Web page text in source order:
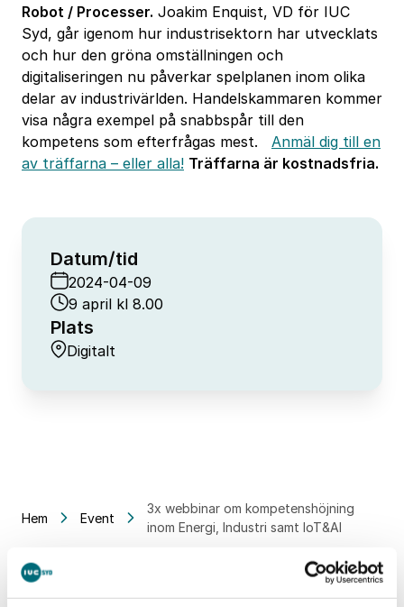
Robot / Processer. Joakim Enquist, VD för IUC
Syd, går igenom hur industrisektorn har utvecklats
och hur den gröna omställningen och
digitaliseringen nu påverkar spelplanen inom olika
delar av industrivärlden. Handelskammaren kommer
visa några exempel på snabbspår till den
kompetens som efterfrågas mest. Anmäl dig till en
av träffarna – eller alla! Träffarna är kostnadsfria.
Datum/tid
2024-04-09
9 april kl 8.00
Plats
Digitalt
Hem Event
3x webbinar om kompetenshöjning
inom Energi, Industri samt IoT&AI